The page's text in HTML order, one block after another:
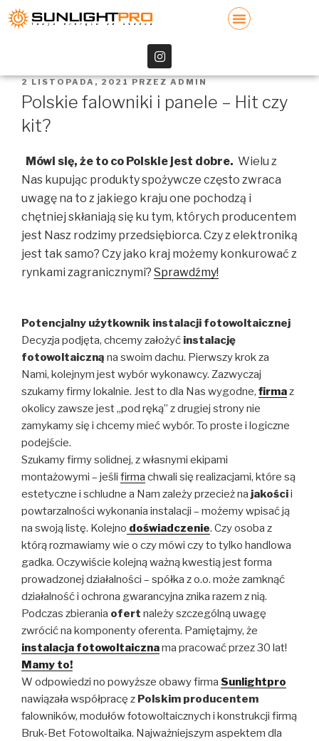
2 LISTOPADA, 2021PRZEZADMIN
Polskie falowniki i panele – Hit czy
kit?
Mówi się, że to co Polskie jest dobre. Wielu z
Nas kupując produktyspożywcze często zwraca
uwagę na to z jakiego kraju one pochodzą i
chętniej skłaniają się ku tym, których producentem
jest Nasz rodzimy przedsiębiorca. Czy z elektroniką
jest tak samo? Czy jako kraj możemy konkurować z
rynkami zagranicznymi? Sprawdźmy!
Potencjalny użytkownik instalacji fotowoltaicznej
Decyzja podjęta, chcemy założyć instalację
fotowoltaiczną na swoim dachu. Pierwszy krok za
Nami, kolejnym jest wybór wykonawcy. Zazwyczaj
szukamy firmy lokalnie. Jest to dla Nas wygodne, firmaz
okolicy zawsze jest „pod ręką” z drugiej strony nie
zamykamy się i chcemy mieć wybór. To proste i logiczne
podejście.
Szukamy firmy solidnej, z własnymi ekipami
montażowymi – jeśli firma chwali się realizacjami, które są
estetyczne i schludne a Nam zależy przecież na jakościi
powtarzalności wykonania instalacji – możemy wpisać ją
na swoją listę. Kolejno doświadczenie. Czy osoba z
którą rozmawiamy wie o czy mówi czy to tylko handlowa
gadka. Oczywiście kolejną ważną kwestią jest forma
prowadzonej działalności – spółka z o.o. może zamknąć
działalność i ochrona gwarancyjna znika razem z nią.
Podczas zbierania ofert należy szczególną uwagę
zwrócić na komponenty oferenta. Pamiętajmy, że
instalacja fotowoltaicznama pracować przez 30 lat!
Mamy to!
W odpowiedzi no powyższe obawy firma Sunlightpro
nawiązała współpracę z Polskim producentem
falowników, modułów fotowoltaicznych i konstrukcji firmą
Bruk-Bet Fotowoltaika. Najważniejszym aspektem dla